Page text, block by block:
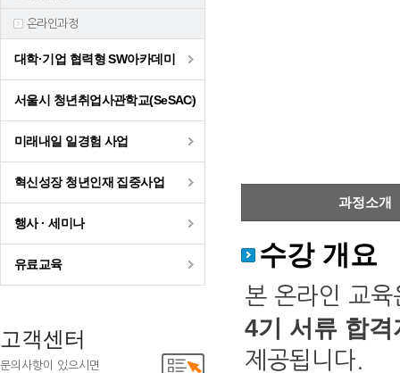
온라인과정
대학·기업 협력형 SW아카데미
서울시 청년취업사관학교(SeSAC)
미래내일 일경험 사업
혁신성장 청년인재 집중사업
행사 · 세미나
유료교육
고객센터
문의사항이 있으시면
과정소개
수강 개요
본 온라인 교육
4기 서류 합
제공됩니다.